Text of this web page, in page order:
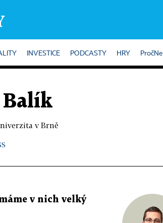
INVESTICE PODCASTY HRY PročNe
Balík
v Brně
v nich velký